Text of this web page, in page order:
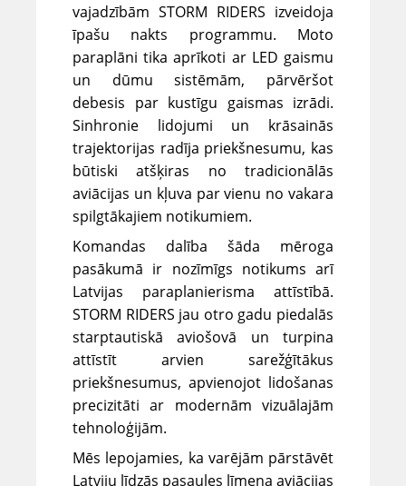
vajadzībām STORM RIDERS izveidoja
īpašu nakts programmu. Moto
paraplāni tika aprīkoti ar LED gaismu
un dūmu sistēmām, pārvēršot
debesis par kustīgu gaismas izrādi.
Sinhronie lidojumi un krāsainās
trajektorijas radīja priekšnesumu, kas
būtiski atšķiras no tradicionālās
aviācijas un kļuva par vienu no vakara
spilgtākajiem notikumiem.
Komandas dalība šāda mēroga
pasākumā ir nozīmīgs notikums arī
Latvijas paraplanierisma attīstībā.
STORM RIDERS jau otro gadu piedalās
starptautiskā aviošovā un turpina
attīstīt arvien sarežģītākus
priekšnesumus, apvienojot lidošanas
precizitāti ar modernām vizuālajām
tehnoloģijām.
Mēs lepojamies, ka varējām pārstāvēt
Latviju līdzās pasaules līmeņa aviācijas